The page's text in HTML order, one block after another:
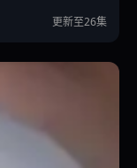
更新至26集